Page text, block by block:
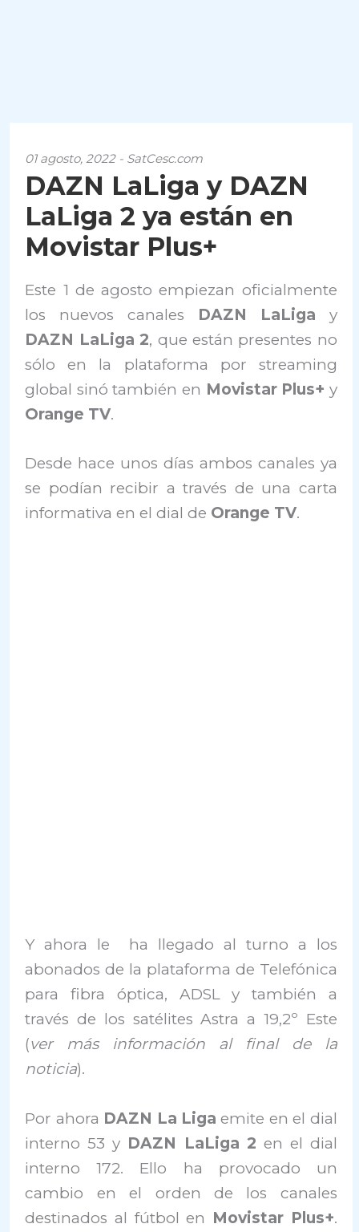
01 agosto, 2022 - SatCesc.com
DAZN LaLiga y DAZN
LaLiga 2 ya están en
Movistar Plus+
Este 1 de agosto empiezan oficialmente
los nuevos canales DAZN LaLiga y
DAZN LaLiga 2, que están presentes no
sólo en la plataforma por streaming
global sinó también en Movistar Plus+ y
Orange TV.
Desde hace unos días ambos canales ya
se podían recibir a través de una carta
informativa en el dial de Orange TV.
Y ahora le ha llegado al turno a los
abonados de la plataforma de Telefónica
para fibra óptica, ADSL y también a
través de los satélites Astra a 19,2º Este
(ver más información al final de la
noticia).
Por ahora DAZN La Liga emite en el dial
interno 53 y DAZN LaLiga 2 en el dial
interno 172. Ello ha provocado un
cambio en el orden de los canales
destinados al fútbol en Movistar Plus+.